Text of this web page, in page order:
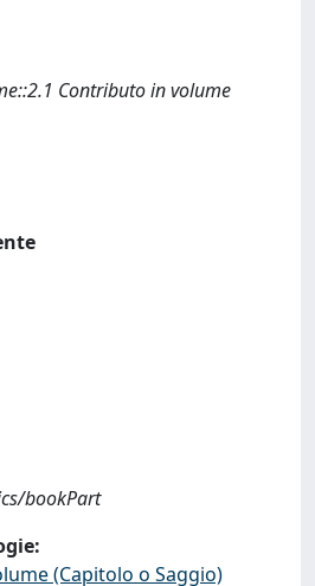
Contributo in volume
bookPart
(Capitolo o Saggio)